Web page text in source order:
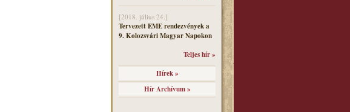
[2018. július 24.]
Tervezett EME rendezvények a
9. Kolozsvári Magyar Napokon
Teljes hír »
Hírek »
Hír Archívum »